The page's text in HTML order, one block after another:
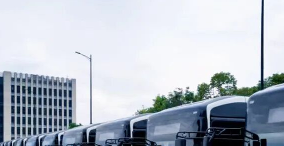
的时间内，使用CA锁通过宿迁市公共资源交易电子服务平台（http://
取采购文件后，可通过电子服务平台打印“采购文件获取的回执”。
，可通过宿迁市公共资源交易服务平台办事指南-下载中心模块搜索“CA证书
的，相关责任由供应商自行承担。
两个标包投标的，应按标包分别获取采购文件。投标人未按要求获取招标文
间和地点